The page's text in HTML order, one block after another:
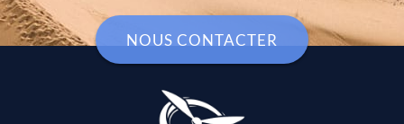
NOUS CONTACTER